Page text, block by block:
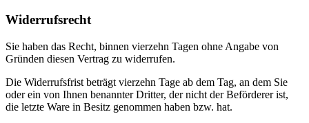
Widerrufsrecht
Sie haben das Recht, binnen vierzehn Tagen ohne Angabe von
Gründen diesen Vertrag zu widerrufen.
Die Widerrufsfrist beträgt vierzehn Tage ab dem Tag, an dem Sie
oder ein von Ihnen benannter Dritter, der nicht der Beförderer ist,
die letzte Ware in Besitz genommen haben bzw. hat.